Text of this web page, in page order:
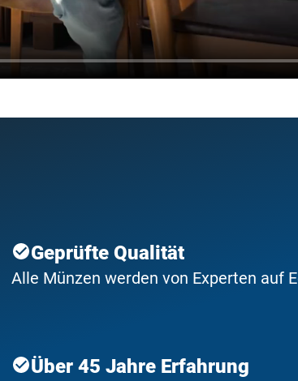
Geprüfte Qualität
Alle Münzen werden von Experten auf
Über 45 Jahre Erfahrung